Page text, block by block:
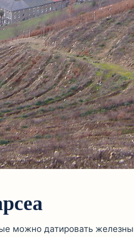
можно датировать